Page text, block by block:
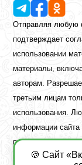
Отправляя любую
подтверждает
использовании
материалы,
авторам.
третьим лицам
использования.
информации сайта
публикацию или
🍪 Сайт